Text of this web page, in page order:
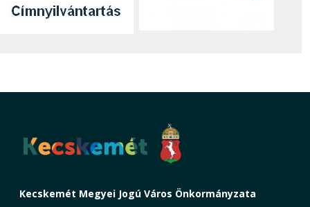
Kecskemét Megyei Jogú Város Önkormányzata